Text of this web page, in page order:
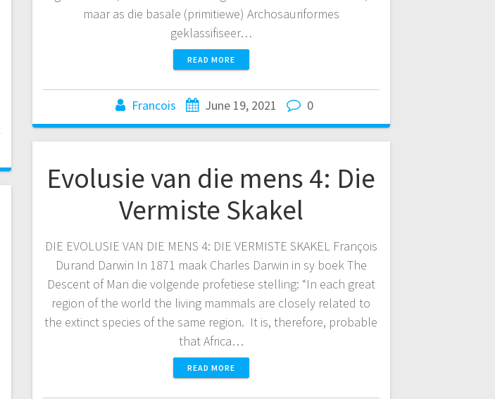
maar as die basale (primitiewe) Archosauriformes
geklassifiseer…
READ MORE
Francois June 19, 2021 0
Evolusie van die mens 4: Die
Vermiste Skakel
DIE EVOLUSIE VAN DIE MENS 4: DIE VERMISTE SKAKEL François
Durand Darwin In 1871 maak Charles Darwin in sy boek The
Descent of Man die volgende profetiese stelling: “In each great
region of the world the living mammals are closely related to
the extinct species of the same region. It is, therefore, probable
that Africa…
READ MORE